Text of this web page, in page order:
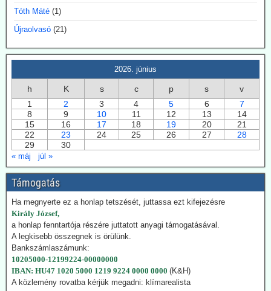
Svensmark neve összeforrott a kozmikus sugárzás és
felhőképződés kutatásával. Eredményei nem támogatták minden
esetben az IPCC direktívákat.
2026.07.28. EIKE: Az USA és Németország
fokozza a geotermiában rejlő lehetőségek
kiaknázását
Az USA képviselőháza törvény fogadott el a geotermikus energia
kiaknázásának felgyorsítására. Németországban 2024-ben
összesen 29 TWh energiát nyertek a föld mélyéből. Németország is
hatósági úton kívánja a kiaknázást felgyorsítani.
2026.07.22. Climatechangedispatch: Japán
visszakozik klímavédelmi vállalásaitól
Japán – szomszédjához, Dél-Koreához hasonlóan – újra üzembe
helyezi azokat a szénerőműveket, amelyeket nemrég még egy
szennyezőbb korszak maradványainak bélyegeztek. Az energiaügyi
hatóságok „rendkívüli ellátási bizonytalansággal” indokolták annak a
tüzelőanyagnak a használatát, amelynek felszámolását korábban
megígérték.
Hogy kedvezzen a nemzetközi klímalobbinak, Japán 2050-ig
vállalta a teljes klímasemlegességet. De ahogy a realitás
bekopogtatott, azonnal ejtették a magas ívű terveket.
A japán Gazdasági, Kereskedelmi és Ipari Minisztérium (METI)
Tóth Máté (1)
Újraolvasó (21)
2026. június
h K s c p s
v
1
2 3 4 5 6
7
8
9 10 11 12 13
14
15
16 17 18 19 20
21
22
23 24 25 26 27
28
29
30
« máj júl »
Támogatás
Ha megnyerte ez a honlap tetszését, juttassa ezt kifejezésre
Király József,
a honlap fenntartója részére juttatott anyagi támogatásával.
A legkisebb összegnek is örülünk.
Bankszámlaszámunk:
10205000-12199224-00000000
IBAN: HU47 1020 5000 1219 9224 0000 0000 (K&H)
A közlemény rovatba kérjük megadni: klímarealista